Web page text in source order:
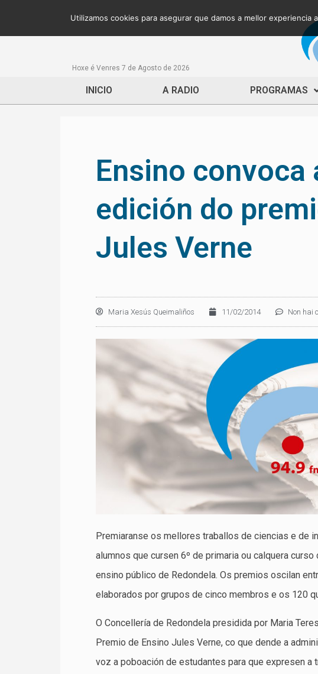
Hoxe é Venres 7 de Agosto de 2026
INICIO A RADIO PROGRAMAS
Ensino convoca
edición do
Jules Verne
Maria Xesús Queimaliños 11/02/2014 Non hai
Premiaranse os mellores traballos de ciencias e de
alumnos que cursen 6º de primaria ou calquera
ensino público de Redondela. Os premios oscilan
elaborados por grupos de cinco membros e os 120
O Concellería de Redondela presidida por Maria
Premio de Ensino Jules Verne, co que dende a
voz a poboación de estudantes para que expresen
Utilizamos cookies para asegurar que damos a mellor